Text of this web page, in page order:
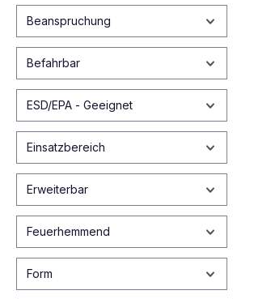
Beanspruchung
Befahrbar
ESD/EPA - Geeignet
Einsatzbereich
Erweiterbar
Feuerhemmend
Form